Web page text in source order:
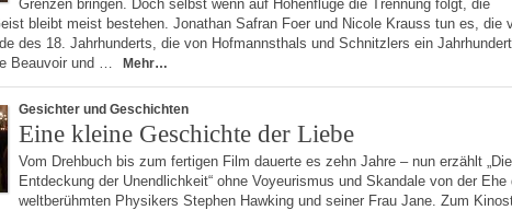
Grenzen bringen. Doch selbst wenn auf Höhenflüge die Trennung folgt, die
bleibt meist bestehen. Jonathan Safran Foer und Nicole Krauss tun es, die
des 18. Jahrhunderts, die von Hofmannsthals und Schnitzlers ein
Beauvoir und …
Mehr…
Gesichter und Geschichten
Eine kleine Geschichte der Liebe
Vom Drehbuch bis zum fertigen Film dauerte es zehn Jahre – nun erzählt „Die
Entdeckung der Unendlichkeit“ ohne Voyeurismus und Skandale von der Ehe
weltberühmten Physikers Stephen Hawking und seiner Frau Jane. Zum